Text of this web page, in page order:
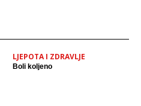
LJEPOTA I ZDRAVLJE
Boli koljeno